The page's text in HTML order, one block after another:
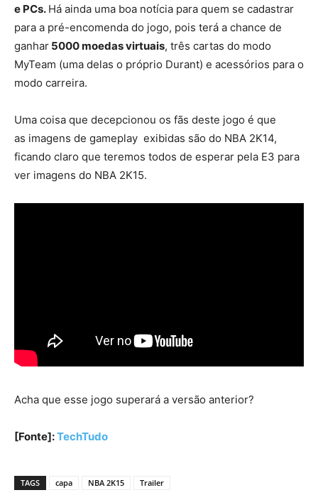
e PCs. Há ainda uma boa notícia para quem se cadastrar
para a pré-encomenda do jogo, pois terá a chance de
ganhar 5000 moedas virtuais, três cartas do modo
MyTeam (uma delas o próprio Durant) e acessórios para o
modo carreira.
Uma coisa que decepcionou os fãs deste jogo é que
as imagens de gameplay exibidas são do NBA 2K14,
ficando claro que teremos todos de esperar pela E3 para
ver imagens do NBA 2K15.
Acha que esse jogo superará a versão anterior?
[Fonte]:TechTudo
TAGS capa NBA 2K15 Trailer